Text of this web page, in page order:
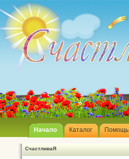
Начало Каталог Помощь
СчастливаЯ